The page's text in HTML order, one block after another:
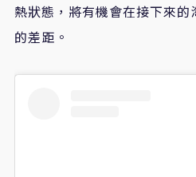
熱狀態，將有機會在接下來
的差距。